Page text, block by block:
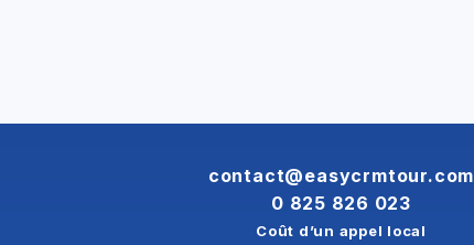
contact@easycrmtour.com
0 825 826 023
Coût d’un appel local